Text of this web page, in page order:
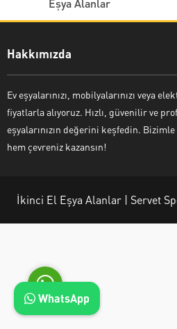
Hakkımızda
Ev eşyalarınızı, mobilyalarınızı veya
fiyatlarla alıyoruz. Hızlı, güvenilir ve
eşyalarınızın değerini keşfedin.
hem çevreniz kazansın!
İkinci El Eşya Alanlar | Servet
Ayşe Yılmaz
WhatsApp